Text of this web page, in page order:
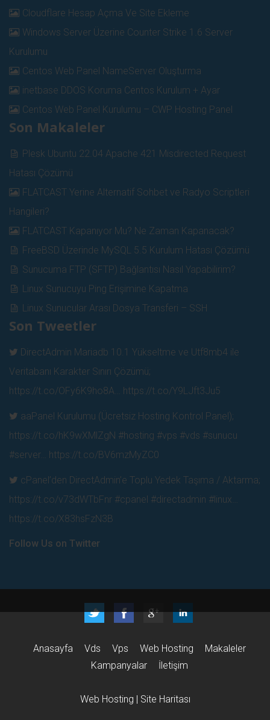
Cloudflare Hesap Açma Ve Site Ekleme
Windows Server Üzerine Counter Strike 1.6 Server
Kurulumu
Centos Web Panel NameServer Oluşturma
inetbase DDOS Koruma Centos Kurulum + Ayar
Centos Web Panel Kurulumu – CWP Hosting Panel
Son Makaleler
Plesk Ubuntu 22.04 Apache 421 Misdirected Request
Hatası Çözümü
FLATCAST Yerine Alternatif Sohbet ve Radyo Scriptleri
Hangileri?
FLATCAST Kapanıyor Mu? Ne Zaman Kapanacak?
FreeBSD Üzerinde MySQL 5.5 Kurulum Hatası Çözümü
Sunucuma FTP (SFTP) Bağlantısı Nasıl Yapabilirim?
Linux Sunucuyu Ping Erişimine Kapatma
Linux Sunucular Arası Dosya Transferi – SSH
Son Tweetler
DirectAdmin Mariadb 10.1 Yükseltme ve Utf8mb4 ile
Veritabanı Karakter Sınırı Çözümü;
https://t.co/OFy6K9ho8A…
https://t.co/Y9LJft3Ju5
aaPanel Kurulumu (Ücretsiz Hosting Kontrol Panel);
https://t.co/hK9wXMlZgN #hosting #vps #vds #sunucu
#server… https://t.co/BV6mzMyZC0
cPanel’den DirectAdmin’e Toplu Yedek Taşıma / Aktarma;
https://t.co/v73dWTbFnr #cpanel #directadmin #linux…
https://t.co/X83hsFzN3B
Follow Us on Twitter
Anasayfa Vds Vps Web Hosting
Makaleler
Kampanyalar
İletişim
Web Hosting | Site Haritası